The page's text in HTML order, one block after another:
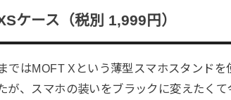
ケース（税別 1,999円）
ではMOFT Xという薄型スマホスタンドを
が、スマホの装いをブラックに変えたくて